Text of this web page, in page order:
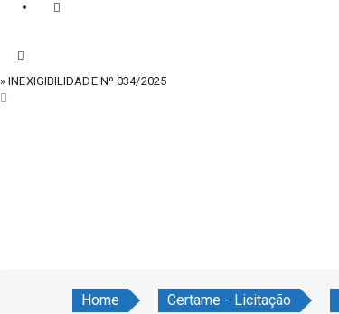
» INEXIGIBILIDADE Nº 034/2025
Home Certame - Licitação